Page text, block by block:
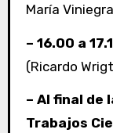
María
– 16.00 a
(Ricardo
– Al final de
Trabajos